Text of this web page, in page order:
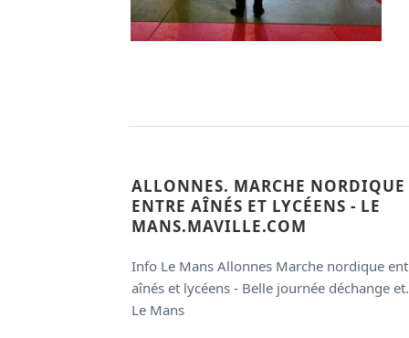
ALLONNES. MARCHE NORDIQUE
ENTRE AÎNÉS ET LYCÉENS - LE
MANS.MAVILLE.COM
Info Le Mans Allonnes Marche nordique
aînés et lycéens - Belle journée déchange
Le Mans